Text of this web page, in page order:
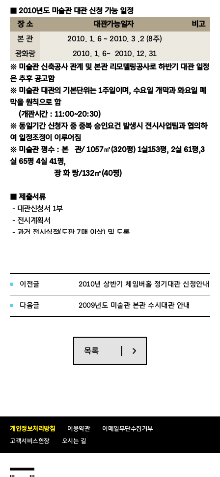
■ 2010년도 미술관 대관 신청 가능 일정
장 소
대관가능일자
비고
본 관
2010. 1. 6 ~ 2010. 3 .2 (8주)
광화랑
2010. 1. 6~ 2010. 12. 31
※ 미술관 신축공사 관계 및 본관 리모델링공사로 하반기 대관 일정
은 추후 공고함
※ 미술관 대관의 기본단위는 1주일이며, 수요일 개막과 화요일 폐
막을 원칙으로 함
(개관시간 : 11:00~20:30)
※ 동일기간 신청자 중 중복 승인요건 발생시 전시사업팀과 협의하
여 일정조정이 이루어짐
※ 미술관 평수 : 본 관/ 1057㎡(320평) 1실153평, 2실 61평,3
실 65평 4실 41평,
광 화 랑/132㎡(40평)
■ 제출서류
- 대관신청서 1부
- 전시계획서
- 과거 전시실적(도판 7매 이상) 및 도록
■ 대관결정 및 승인통보
- 대관심의 후 승인통보
이전글 2010년 상반기 체임버홀 정기대관 신청안내
다음글 2009년도 미술관 본관 수시대관 안내
목록
개인정보처리방침 이용약관
이메일무단수집거부
고객서비스헌장
오시는 길